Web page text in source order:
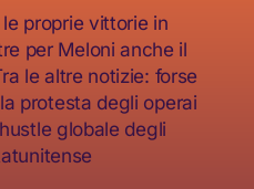
proprie vittorie in
per Meloni anche il
le altre notizie: forse
protesta degli operai
globale degli